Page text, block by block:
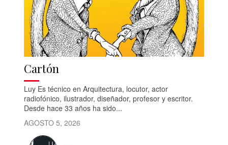
Cartón
Luy Es técnico en Arquitectura, locutor, actor
radiofónico, ilustrador, diseñador, profesor y escritor.
Desde hace 33 años ha sido...
AGOSTO 5, 2026